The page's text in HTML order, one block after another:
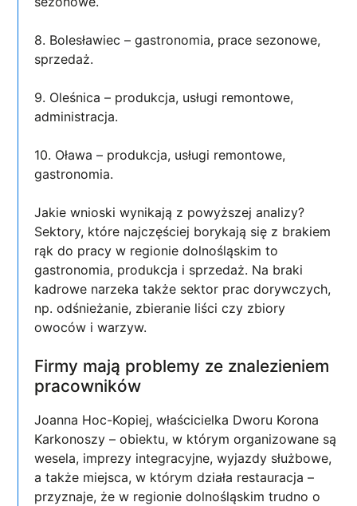
8. Bolesławiec – gastronomia, prace sezonowe,
sprzedaż.
9. Oleśnica – produkcja, usługi remontowe,
administracja.
10. Oława – produkcja, usługi remontowe,
gastronomia.
Jakie wnioski wynikają z powyższej analizy?
Sektory, które najczęściej borykają się z brakiem
rąk do pracy w regionie dolnośląskim to
gastronomia, produkcja i sprzedaż. Na braki
kadrowe narzeka także sektor prac dorywczych,
np. odśnieżanie, zbieranie liści czy zbiory
owoców i warzyw.
Firmy mają problemy ze znalezieniem
pracowników
Joanna Hoc-Kopiej, właścicielka Dworu Korona
Karkonoszy – obiektu, w którym organizowane są
wesela, imprezy integracyjne, wyjazdy służbowe,
a także miejsca, w którym działa restauracja –
przyznaje, że w regionie dolnośląskim trudno o